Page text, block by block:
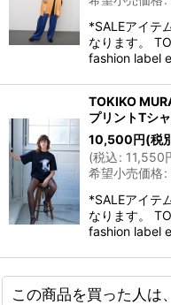
*SALEアイテ
なります。
fashion label
TOKIKO
プリントTシ
10,500円(税
(税込: 11,550
希望小売価格:
*SALEアイテ
なります。
fashion label
この商品を買った人は